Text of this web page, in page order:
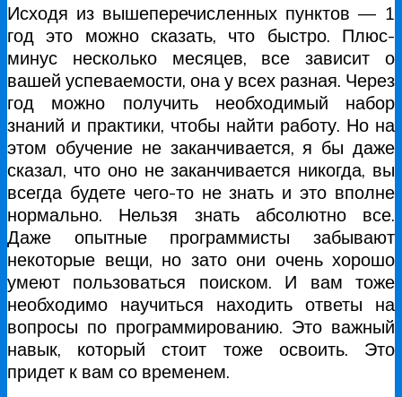
Исходя из вышеперечисленных пунктов — 1
год это можно сказать, что быстро. Плюс-
минус несколько месяцев, все зависит о
вашей успеваемости, она у всех разная. Через
год можно получить необходимый набор
знаний и практики, чтобы найти работу. Но на
этом обучение не заканчивается, я бы даже
сказал, что оно не заканчивается никогда, вы
всегда будете чего-то не знать и это вполне
нормально. Нельзя знать абсолютно все.
Даже опытные программисты забывают
некоторые вещи, но зато они очень хорошо
умеют пользоваться поиском. И вам тоже
необходимо научиться находить ответы на
вопросы по программированию. Это важный
навык, который стоит тоже освоить. Это
придет к вам со временем.